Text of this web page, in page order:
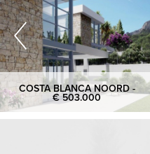
COSTA BLANCA NOORD -
€ 503.000